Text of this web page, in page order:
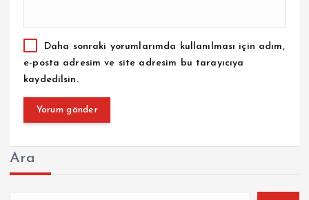
Daha sonraki yorumlarımda kullanılması için adım,
e-posta adresim ve site adresim bu tarayıcıya
kaydedilsin.
Ara